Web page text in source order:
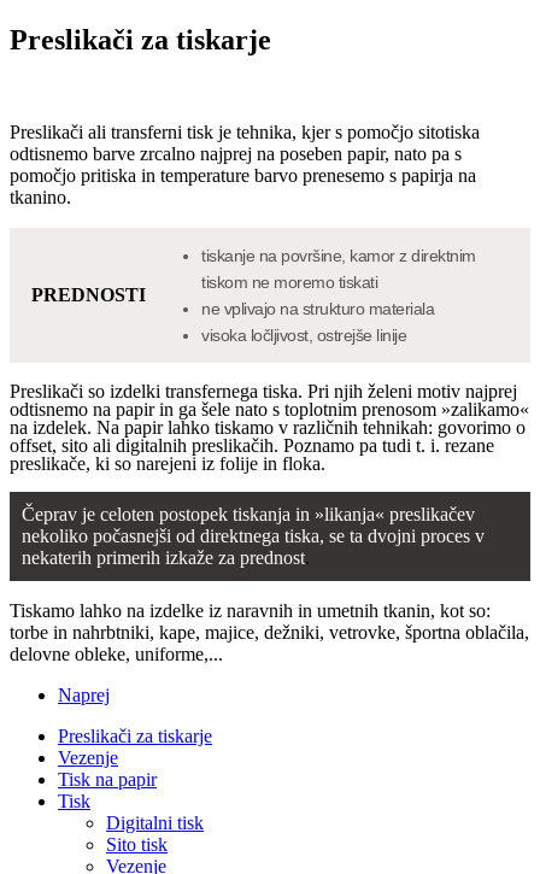
Preslikači za tiskarje
Preslikači ali transferni tisk je tehnika, kjer s pomočjo sitotiska
odtisnemo barve zrcalno najprej na poseben papir, nato pa s
pomočjo pritiska in temperature barvo prenesemo s papirja na
tkanino.
PREDNOSTI
tiskanje na površine, kamor z direktnim
tiskom ne moremo tiskati
ne vplivajo na strukturo materiala
visoka ločljivost, ostrejše linije
Preslikači so izdelki transfernega tiska. Pri njih želeni motiv najprej
odtisnemo na papir in ga šele nato s toplotnim prenosom »zalikamo«
na izdelek. Na papir lahko tiskamo v različnih tehnikah: govorimo o
offset, sito ali digitalnih preslikačih. Poznamo pa tudi t. i. rezane
preslikače, ki so narejeni iz folije in floka.
Čeprav je celoten postopek tiskanja in »likanja« preslikačev
nekoliko počasnejši od direktnega tiska, se ta dvojni proces v
nekaterih primerih izkaže za prednost.
Tiskamo lahko na izdelke iz naravnih in umetnih tkanin, kot so:
torbe in nahrbtniki, kape, majice, dežniki, vetrovke, športna oblačila,
delovne obleke, uniforme,...
Naprej
Preslikači za tiskarje
Vezenje
Tisk na papir
Tisk
Digitalni tisk
Sito tisk
Vezenje